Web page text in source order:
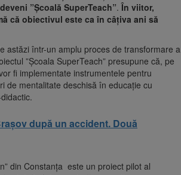
”Școală SuperTeach”.În viitor,
că obiectivul este ca în câțiva ani să
astăzi într-un amplu proces de transformare a
”Școala SuperTeach” presupune că, pe
fi implementate instrumentele pentru
de mentalitate deschisă în educație cu
după un accident. Două
din Constanța este un proiect pilot al